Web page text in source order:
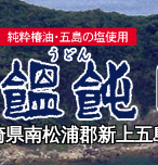
南松浦郡新上五